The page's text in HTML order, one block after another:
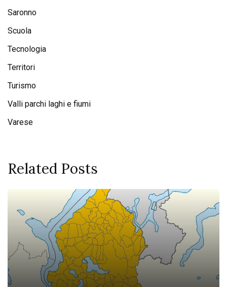
Saronno
Scuola
Tecnologia
Territori
Turismo
Valli parchi laghi e fiumi
Varese
Related Posts